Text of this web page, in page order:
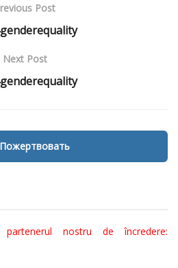
Post
Next Post
Пожертвовать
nostru de încredere: